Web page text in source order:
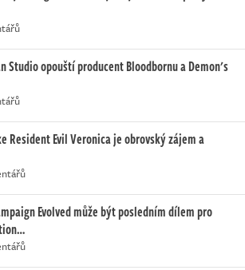
Studio opouští producent Bloodbornu a Demon's
Resident Evil Veronica je obrovský zájem a
Evolved může být posledním dílem pro